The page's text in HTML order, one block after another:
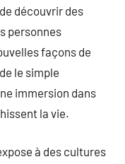
découvrir des
personnes
façons de
le simple
immersion dans
la vie.
à des cultures